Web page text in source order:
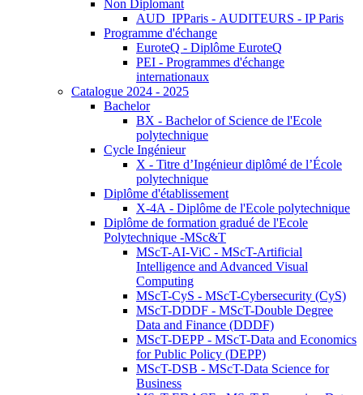
Non Diplomant
AUD_IPParis - AUDITEURS - IP Paris
Programme d'échange
EuroteQ - Diplôme EuroteQ
PEI - Programmes d'échange
internationaux
Catalogue 2024 - 2025
Bachelor
BX - Bachelor of Science de l'Ecole
polytechnique
Cycle Ingénieur
X - Titre d’Ingénieur diplômé de l’École
polytechnique
Diplôme d'établissement
X-4A - Diplôme de l'Ecole polytechnique
Diplôme de formation gradué de l'Ecole
Polytechnique -MSc&T
MScT-AI-ViC - MScT-Artificial
Intelligence and Advanced Visual
Computing
MScT-CyS - MScT-Cybersecurity (CyS)
MScT-DDDF - MScT-Double Degree
Data and Finance (DDDF)
MScT-DEPP - MScT-Data and Economics
for Public Policy (DEPP)
MScT-DSB - MScT-Data Science for
Business